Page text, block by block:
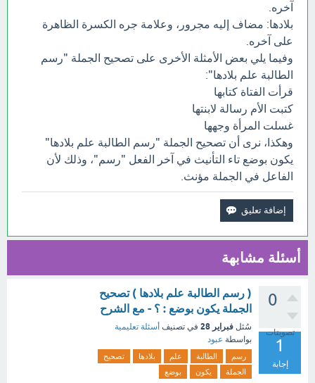
آخره.
بلادها: مضاف إليه مجرور، وعلامة جره الكسرة الظاهرة
على آخره.
وفيما يلي بعض الأمثلة الأخرى على تصحيح الجملة "رسم
الطالبة علم بلادها":
قرأت الفتاة كتابها
كتبت الأم رسالة لابنتها
غسلت المرأة وجهها
وهكذا، نرى أن تصحيح الجملة "رسم الطالبة علم بلادها"
يكون بوضع تاء التأنيث في آخر الفعل "رسم"، وذلك لأن
الفاعل في الجملة مؤنث.
أسئلة مشابهة
0
تصويتات
1
إجابة
( رسم الطالبة علم بلادها ) تصحيح
الجملة يكون بوضع : ؟ - مع الشرح
سُئل فبراير 28 في تصنيف أسئلة تعليمية
بواسطة عبود
رسم الطالبة علم بلادها
تصحيح
الجملة
يكون بوضع